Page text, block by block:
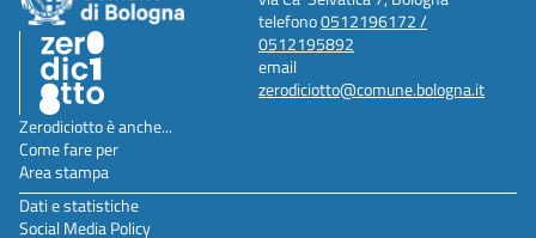
telefono0512196172 /
0512195892
email
zerodiciotto@comune.bologna.it
Zerodiciotto è anche...
Come fare per
Area stampa
Dati e statistiche
Social Media Policy